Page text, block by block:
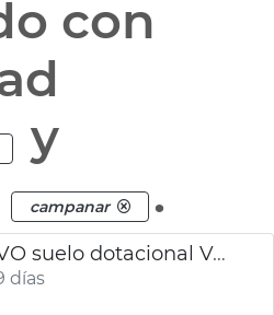
con
y
campanar .
Adjudicación al IVO suelo dotacional València
días